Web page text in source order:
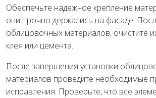
Обеспечьте надежное крепление
они прочно держались на фасаде.
облицовочных материалов, очистите
клея или цемента.
После завершения установки
материалов проведите необходимые
исправления. Проверьте, что все